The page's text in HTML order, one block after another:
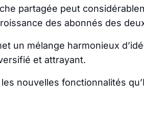
partagée peut
des abonnés des
un mélange harmonieux
et attrayant.
nouvelles fonctionnalités